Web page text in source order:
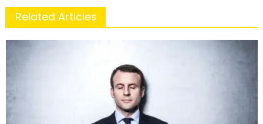
Related Articles